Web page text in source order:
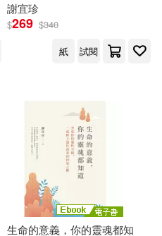
可海外宅配(8)
謝宜珍
$269 $340
紙
試閱
生命的意義，你的靈魂都知